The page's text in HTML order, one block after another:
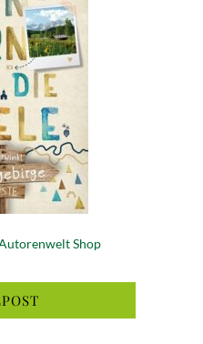
Shop